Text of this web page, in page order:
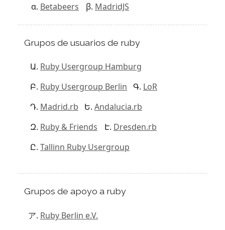
Betabeers MadridJS
Grupos de usuarios de ruby
Ruby Usergroup Hamburg
Ruby Usergroup Berlin
LoR
Madrid.rb
Andalucia.rb
Ruby & Friends
Dresden.rb
Tallinn Ruby Usergroup
Grupos de apoyo a ruby
Ruby Berlin e.V.